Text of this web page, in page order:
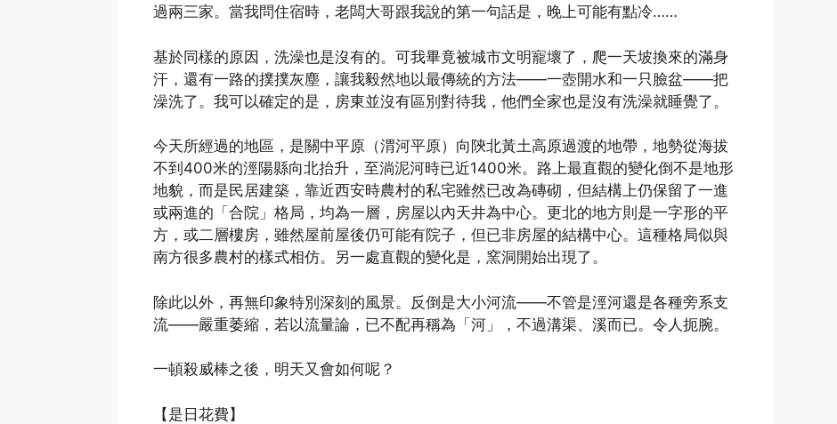
過兩三家。當我問住宿時，老闆大哥跟我說的第一句話是，晚上可能有點冷……
基於同樣的原因，洗澡也是沒有的。可我畢竟被城市文明寵壞了，爬一天坡換來的滿身
汗，還有一路的撲撲灰塵，讓我毅然地以最傳統的方法——一壺開水和一只臉盆——把
澡洗了。我可以確定的是，房東並沒有區別對待我，他們全家也是沒有洗澡就睡覺了。
今天所經過的地區，是關中平原（渭河平原）向陝北黃土高原過渡的地帶，地勢從海拔
不到400米的涇陽縣向北抬升，至淌泥河時已近1400米。路上最直觀的變化倒不是地形
地貌，而是民居建築，靠近西安時農村的私宅雖然已改為磚砌，但結構上仍保留了一進
或兩進的「合院」格局，均為一層，房屋以內天井為中心。更北的地方則是一字形的平
方，或二層樓房，雖然屋前屋後仍可能有院子，但已非房屋的結構中心。這種格局似與
南方很多農村的樣式相仿。另一處直觀的變化是，窯洞開始出現了。
除此以外，再無印象特別深刻的風景。反倒是大小河流——不管是涇河還是各種旁系支
流——嚴重萎縮，若以流量論，已不配再稱為「河」，不過溝渠、溪而已。令人扼腕。
一頓殺威棒之後，明天又會如何呢？
【是日花費】